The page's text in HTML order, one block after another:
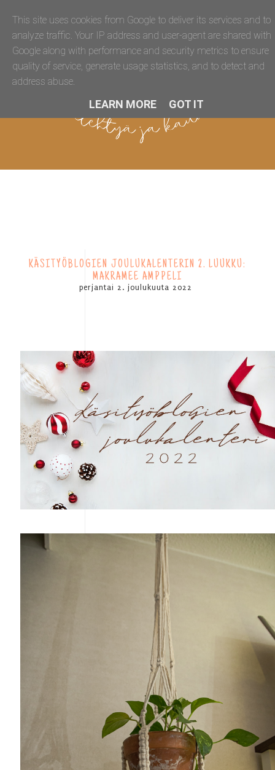
KÄSITYÖBLOGIEN JOULUKALENTERIN 2. LUUKKU:
MAKRAMEE AMPPELI
perjantai 2. joulukuuta 2022
This site uses cookies from Google to deliver its services and to
analyze traffic. Your IP address and user-agent are shared with
Google along with performance and security metrics to ensure
quality of service, generate usage statistics, and to detect and
address abuse.
LEARN MORE GOT IT